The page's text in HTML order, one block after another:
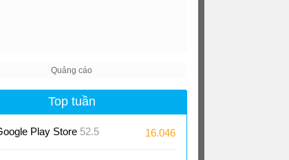
Top tuần
Play Store 52.5 16.046